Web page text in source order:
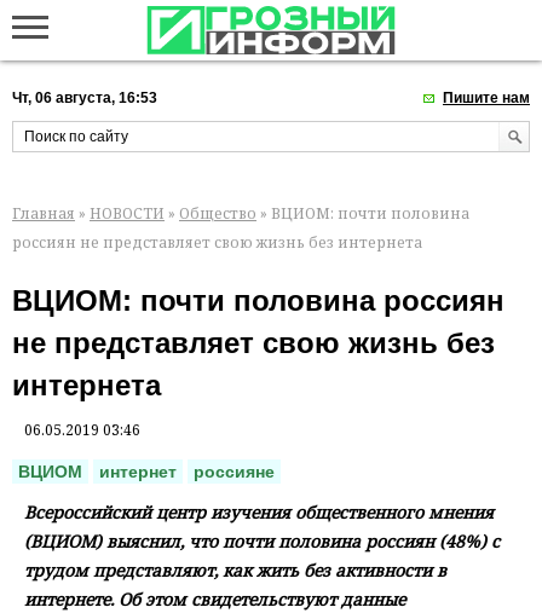
Чт, 06 августа, 16:53 Пишите нам
Главная » НОВОСТИ » Общество » ВЦИОМ: почти половина
россиян не представляет свою жизнь без интернета
ВЦИОМ: почти половина россиян
не представляет свою жизнь без
интернета
06.05.2019 03:46
ВЦИОМ интернет россияне
Всероссийский центр изучения общественного мнения
(ВЦИОМ) выяснил, что почти половина россиян (48%) с
трудом представляют, как жить без активности в
интернете. Об этом свидетельствуют данные